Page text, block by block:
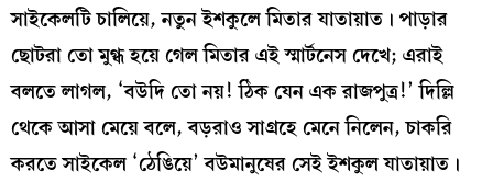
সাইকেলটি চালিয়ে, নতুন ইশকুলে মিতার যাতায়াত। পাড়ার
ছোটরা তো মুগ্ধ হয়ে গেল মিতার এই স্মার্টনেস দেখে; এরাই
বলতে লাগল, ‘বউদি তো নয়! ঠিক যেন এক রাজপুত্র!’ দিল্লি
থেকে আসা মেয়ে বলে, বড়রাও সাগ্রহে মেনে নিলেন, চাকরি
করতে সাইকেল ‘ঠেঙিয়ে’ বউমানুষের সেই ইশকুল যাতায়াত।